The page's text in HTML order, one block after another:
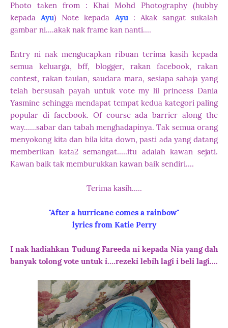
Photo taken from : Khai Mohd Photography (hubby
kepadaAyu) Note kepada Ayu: Akak sangat sukalah
gambar ni....akak nak frame kan nanti....
Entry ni nak mengucapkan ribuan terima kasih kepada
semua keluarga, bff, blogger, rakan facebook, rakan
contest, rakan taulan, saudara mara, sesiapa sahaja yang
telah bersusah payah untuk vote my lil princess Dania
Yasmine sehingga mendapat tempat kedua kategori paling
popular di facebook. Of course ada barrier along the
way......sabar dan tabah menghadapinya. Tak semua orang
menyokong kita dan bila kita down, pasti ada yang datang
memberikan kata2 semangat.....itu adalah kawan sejati.
Kawan baik tak memburukkan kawan baik sendiri....
Terima kasih.....
"After a hurricane comes a rainbow"
lyrics from Katie Perry
I nakhadiahkan Tudung Fareeda ni kepada Nia yang dah
banyak tolong vote untuk i....rezeki lebih lagi i beli lagi....